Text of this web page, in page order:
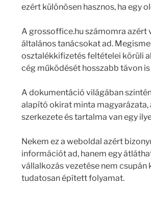
ezért különösen hasznos, ha egy
A grossoffice.hu számomra azért
általános tanácsokat ad.
osztalékkifizetés feltételei körüli
cég működését hosszabb távon
A dokumentáció világában
alapító okirat minta
szerkezete és tartalma van egy
Nekem ez a weboldal azért
információt ad, hanem egy
vállalkozás vezetése nem
tudatosan épített folyamat.